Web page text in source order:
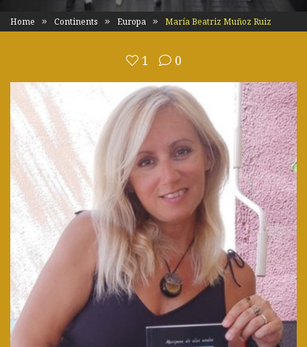
Home Continents Europa María Beatriz Muñoz Ruiz
1 0